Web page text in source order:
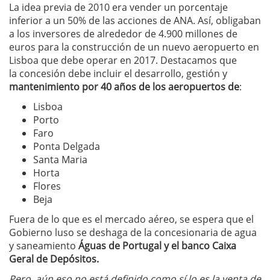
La idea previa de 2010 era vender un porcentaje
inferior a un 50% de las acciones de ANA. Así, obligaban
a los inversores de alrededor de 4.900 millones de
euros para la construcción de un nuevo aeropuerto en
Lisboa que debe operar en 2017. Destacamos que
la concesión debe incluir el desarrollo, gestión y
mantenimiento por 40 años de los aeropuertos de:
Lisboa
Porto
Faro
Ponta Delgada
Santa Maria
Horta
Flores
Beja
Fuera de lo que es el mercado aéreo, se espera que el
Gobierno luso se deshaga de la concesionaria de agua
y saneamiento Águas de Portugal y el banco Caixa
Geral de Depósitos.